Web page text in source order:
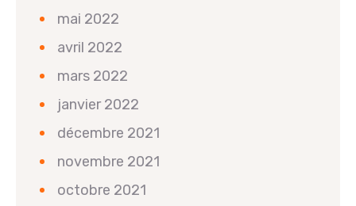
mai 2022
avril 2022
mars 2022
janvier 2022
décembre 2021
novembre 2021
octobre 2021